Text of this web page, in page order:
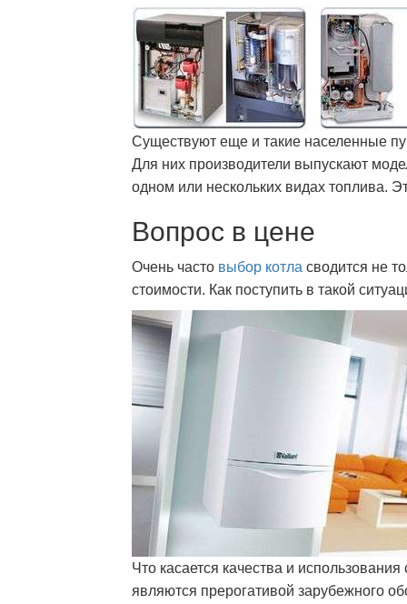
Существуют еще и такие населенные
Для них производители выпускают
одном или нескольких видах топлива.
Вопрос в цене
Очень часто выбор котла сводится не
стоимости. Как поступить в такой
Что касается качества и
являются прерогативой зарубежного